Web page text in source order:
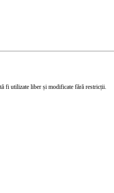
fi utilizate liber și modificate fără restricții.